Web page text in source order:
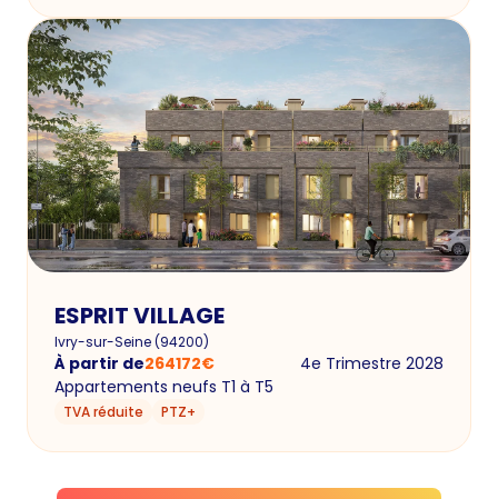
ESPRIT VILLAGE
Ivry-sur-Seine(94200)
À partir de264172€
4e Trimestre 2028
Appartements neufs T1 à T5
TVA réduite PTZ+